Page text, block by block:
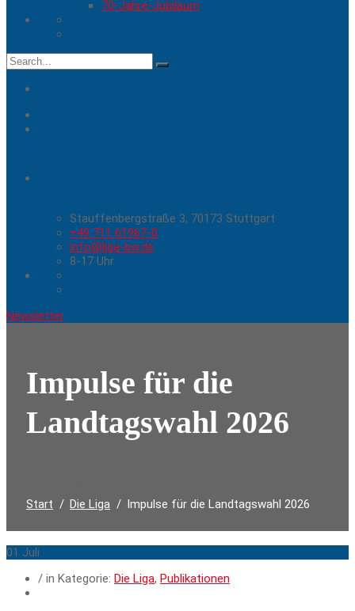
70-Jahre-Jubiläum
Search
for:
Stauffenbergstraße 3, 70173 Stuttgart
+49 711 61967-0
info@liga-bw.de
8-17 Uhr
Newsletter
Impulse für die
Landtagswahl 2026
Start Die Liga Impulse für die Landtagswahl 2026
01 Juli
/ in Kategorie: Die Liga, Publikationen